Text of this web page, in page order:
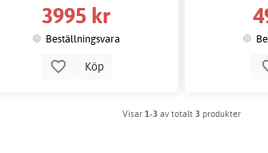
3995 kr
Beställningsvara
Köp
Visar1-3 av totalt3 produkter